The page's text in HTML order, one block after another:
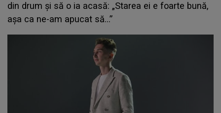
din drum și să o ia acasă: „Starea ei e foarte bună,
așa ca ne-am apucat să...”